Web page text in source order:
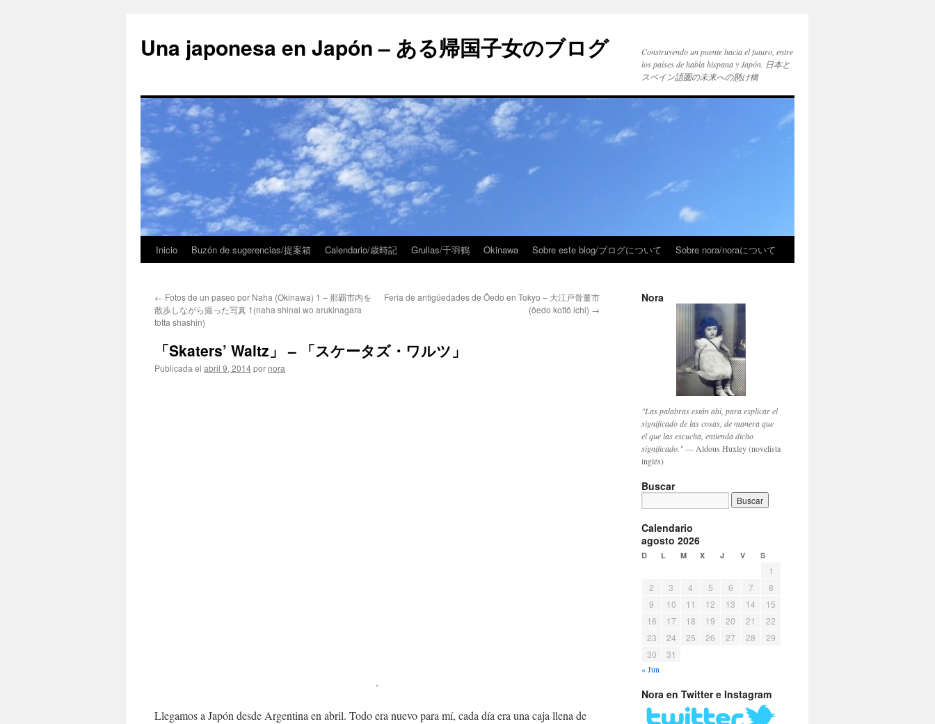
Una japonesa en Japón – ある帰国子女のブログ
Construyendo un puente hacia el futuro, entre
los países de habla hispana y Japón. 日本と
スペイン語圏の未来への懸け橋
Inicio Buzón de sugerencias/提案箱 Calendario/歳時記 Grullas/千羽鶴 Okinawa Sobre este blog/ブログについて Sobre nora/noraについて
← Fotos de un paseo por Naha (Okinawa) 1 – 那覇市内を
散歩しながら撮った写真 1(naha shinai wo arukinagara
totta shashin)
Feria de antigüedades de Ôedo en Tokyo – 大江戸骨董市
(ôedo kottô ichi) →
「Skaters’ Waltz」 – 「スケータズ・ワルツ」
Publicada el abril 9, 2014por nora
.
Llegamos a Japón desde Argentina en abril. Todo era nuevo para mí, cada día era una caja llena de
Nora
"Las palabras están ahí, para explicar el
significado de las cosas, de manera que
el que las escucha, entienda dicho
significado."— Aldous Huxley (novelista
inglés)
Buscar
Calendario
agosto 2026
D L M X J V S
1
2
3 4 5 6 7
8
9
10 11 12 13 14
15
16
17 18 19 20 21
22
23
24 25 26 27 28
29
30
31
« Jun
Nora en Twitter e Instagram